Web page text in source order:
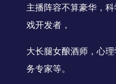
主播阵容不算豪华，
戏开发者，
大长腿女酿酒师，心
务专家等。